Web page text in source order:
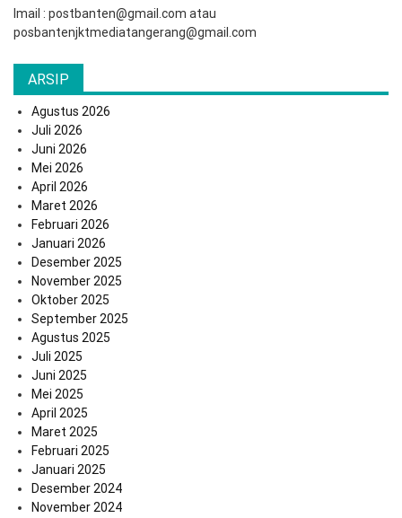
Imail : postbanten@gmail.com atau
posbantenjktmediatangerang@gmail.com
ARSIP
Agustus 2026
Juli 2026
Juni 2026
Mei 2026
April 2026
Maret 2026
Februari 2026
Januari 2026
Desember 2025
November 2025
Oktober 2025
September 2025
Agustus 2025
Juli 2025
Juni 2025
Mei 2025
April 2025
Maret 2025
Februari 2025
Januari 2025
Desember 2024
November 2024